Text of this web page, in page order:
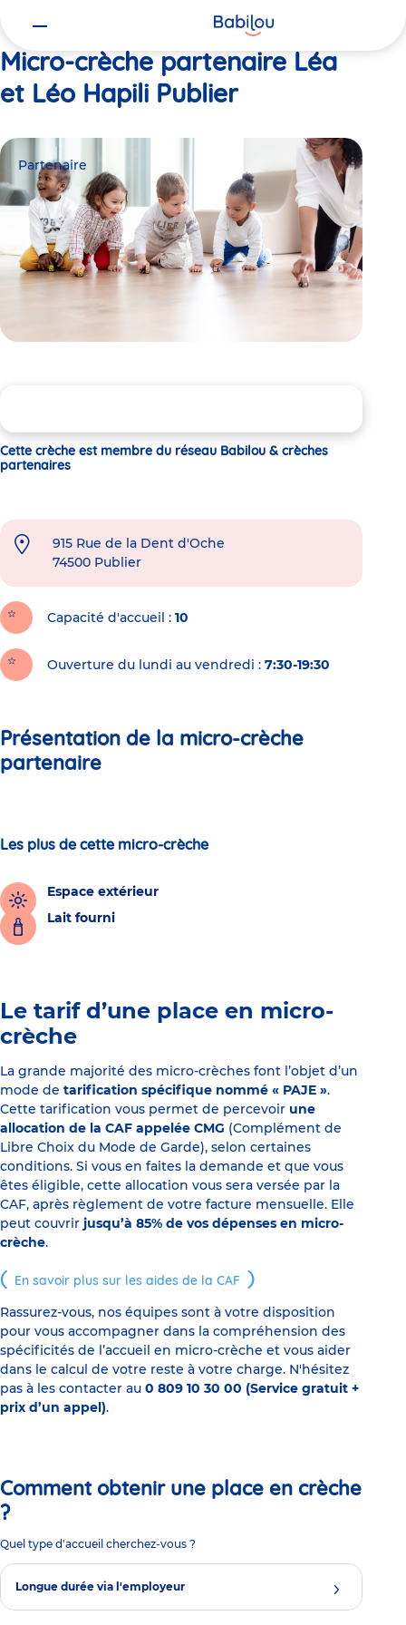
Micro-crèche partenaire Léa
et Léo Hapili Publier
Partenaire
Cette crèche est membre du réseau Babilou & crèches
partenaires
915 Rue de la Dent d'Oche
74500 Publier
Capacité d'accueil 10
Ouverture du lundi au vendredi : 7:30-19:30
Présentation de la micro-crèche
partenaire
Les plus de cette micro-crèche
Espace extérieur
Lait fourni
Le tarif d’une place en micro-
crèche
La grande majorité des micro-crèches font l’objet d’un
mode de tarification spécifique nommé « PAJE ».
Cette tarification vous permet de percevoir une
allocation de la CAF appelée CMG (Complément de
Libre Choix du Mode de Garde), selon certaines
conditions. Si vous en faites la demande et que vous
êtes éligible, cette allocation vous sera versée par la
CAF, après règlement de votre facture mensuelle. Elle
peut couvrir jusqu’à 85% de vos dépenses en micro-
crèche.
En savoir plus sur les aides de la CAF
Rassurez-vous, nos équipes sont à votre disposition
pour vous accompagner dans la compréhension des
spécificités de l’accueil en micro-crèche et vous aider
dans le calcul de votre reste à votre charge. N'hésitez
pas à les contacter au 0 809 10 30 00 (Service gratuit +
prix d’un appel).
Comment obtenir une place en crèche
?
Quel type d'accueil cherchez-vous ?
Longue durée via l'employeur